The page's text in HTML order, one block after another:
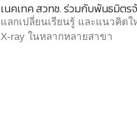
เนคเทค สวทช. ร่วมกับพันธมิตร
แลกเปลี่ยนเรียนรู้ และแนวคิดใ
X-ray ในหลากหลายสาขา